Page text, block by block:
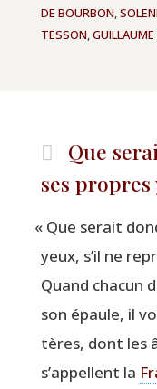
DE BOURBON,
TESSON,GUILLAUME
Que
ses
« Que serait
yeux, s’il ne
Quand cha­cun
son épaule, il
tères, dont les
s’appellent la